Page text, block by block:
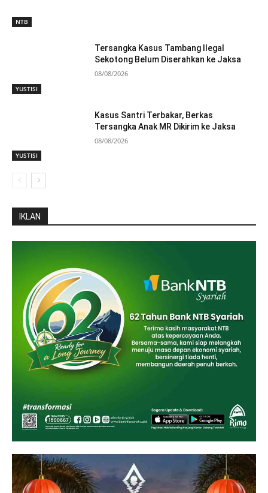
NTB
YUSTISI
Tersangka Kasus Tambang Ilegal
Sekotong Belum Diserahkan ke Jaksa
08/08/2026
YUSTISI
Kasus Santri Terbakar, Berkas
Tersangka Anak MR Dikirim ke Jaksa
08/08/2026
IKLAN